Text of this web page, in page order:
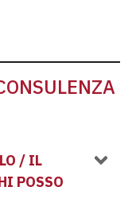
/ IL
POSSO